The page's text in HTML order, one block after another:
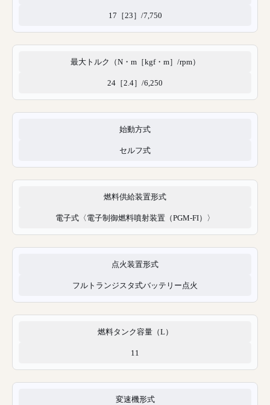
17［23］/7,750
最大トルク（N・m［kgf・m］/rpm）
24［2.4］/6,250
始動方式
セルフ式
燃料供給装置形式
電子式〈電子制御燃料噴射装置（PGM-FI）〉
点火装置形式
フルトランジスタ式バッテリー点火
燃料タンク容量（L）
11
変速機形式